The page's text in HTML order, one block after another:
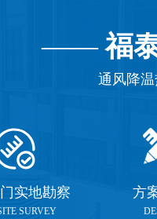
——福
通风降
实地勘察
SURVEY
方